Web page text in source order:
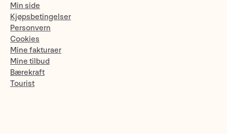
Min side
Kjøpsbetingelser
Personvern
Cookies
Mine fakturaer
Mine tilbud
Bærekraft
Tourist